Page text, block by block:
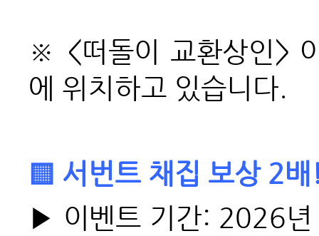
※ <떠돌이 교환상인>
에 위치하고 있습니다.
▒ 서번트 채집 보상 2
▶ 이벤트 기간: 2026